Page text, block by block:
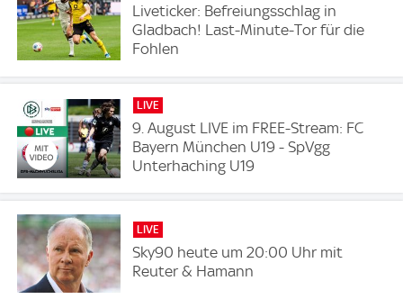
Liveticker: Befreiungsschlag in
Gladbach! Last-Minute-Tor für die
Fohlen
LIVE
9. August LIVE im FREE-Stream: FC
Bayern München U19 - SpVgg
Unterhaching U19
LIVE
Sky90 heute um 20:00 Uhr mit
Reuter & Hamann